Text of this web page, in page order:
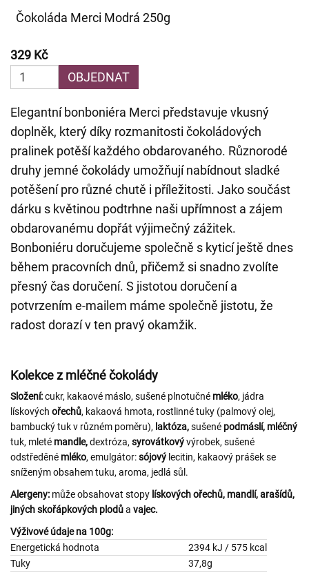
Čokoláda Merci Modrá 250g
329 Kč
OBJEDNAT
Elegantní bonboniéra Merci představuje vkusný
doplněk, který díky rozmanitosti čokoládových
pralinek potěší každého obdarovaného. Různorodé
druhy jemné čokolády umožňují nabídnout sladké
potěšení pro různé chutě i příležitosti. Jako součást
dárku s květinou podtrhne naši upřímnost a zájem
obdarovanému dopřát výjimečný zážitek.
Bonboniéru doručujeme společně s kyticí ještě dnes
během pracovních dnů, přičemž si snadno zvolíte
přesný čas doručení. S jistotou doručení a
potvrzením e-mailem máme společně jistotu, že
radost dorazí v ten pravý okamžik.
Kolekce z mléčné čokolády
Složení:cukr, kakaové máslo, sušené plnotučné mléko, jádra
lískových ořechů, kakaová hmota, rostlinné tuky (palmový olej,
bambucký tuk v různém poměru), laktóza,sušené podmáslí, mléčný
tuk, mleté mandle,dextróza, syrovátkovývýrobek, sušené
odstředěné mléko, emulgátor:sójový lecitin, kakaový prášek se
sníženým obsahem tuku, aroma, jedlá sůl.
Alergeny: může obsahovat stopy lískových ořechů, mandlí, arašídů,
jiných skořápkových plodůa vajec.
Výživové údaje na 100g:
Energetická hodnota
2394 kJ / 575 kcal
Tuky
37,8g